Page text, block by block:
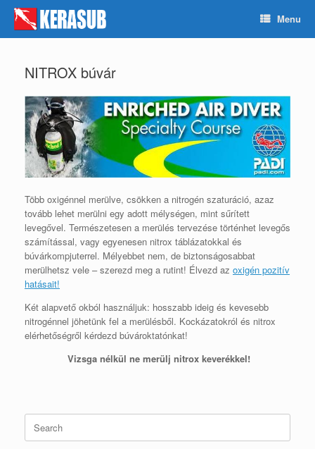
Skip
content
Menu
NITROX búvár
Több oxigénnel merülve, csökken a nitrogén szaturáció, azaz
tovább lehet merülni egy adott mélységen, mint sűrített
levegővel. Természetesen a merülés tervezése történhet levegős
számítással, vagy egyenesen nitrox táblázatokkal és
búvárkompjuterrel. Mélyebbet nem, de biztonságosabbat
merülhetsz vele – szerezd meg a rutint! Élvezd az oxigén pozitív
hatásait!
Két alapvető okból használjuk: hosszabb ideig és kevesebb
nitrogénnel jöhetünk fel a merülésből. Kockázatokról és nitrox
elérhetőségről kérdezd búvároktatónkat!
Vizsga nélkül ne merülj nitrox keverékkel!
Search
for: